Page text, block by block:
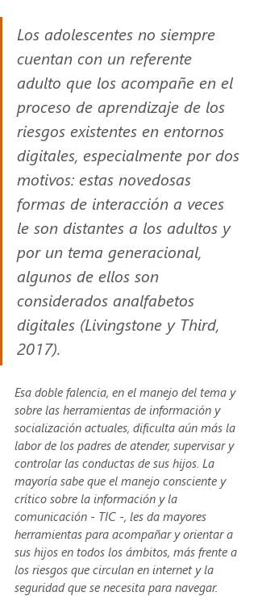
Los adolescentes no siempre
cuentan con un referente
adulto que los acompañe en el
proceso de aprendizaje de los
riesgos existentes en entornos
digitales, especialmente por dos
motivos: estas novedosas
formas de interacción a veces
le son distantes a los adultos y
por un tema generacional,
algunos de ellos son
considerados analfabetos
digitales (Livingstone y Third,
2017).
Esa doble falencia, en el manejo del tema y
sobre las herramientas de información y
socialización actuales, dificulta aún más la
labor de los padres de atender, supervisar y
controlar las conductas de sus hijos. La
mayoría sabe que el manejo consciente y
crítico sobre la información y la
comunicación - TIC -, les da mayores
herramientas para acompañar y orientar a
sus hijos en todos los ámbitos, más frente a
los riesgos que circulan en internet y la
seguridad que se necesita para navegar.